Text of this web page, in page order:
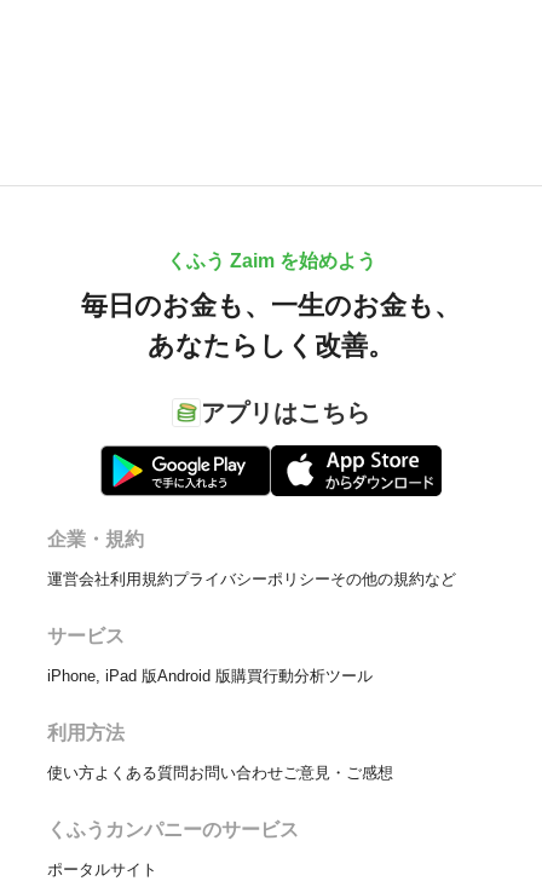
くふう Zaim を始めよう
毎日のお金も、 一生のお金も、
あなたらしく改善。
アプリはこちら
企業・規約
運営会社利用規約プライバシーポリシーその他の規約など
サービス
iPhone, iPad 版Android 版購買行動分析ツール
利用方法
使い方よくある質問お問い合わせご意見・ご感想
くふうカンパニーのサービス
ポータルサイト